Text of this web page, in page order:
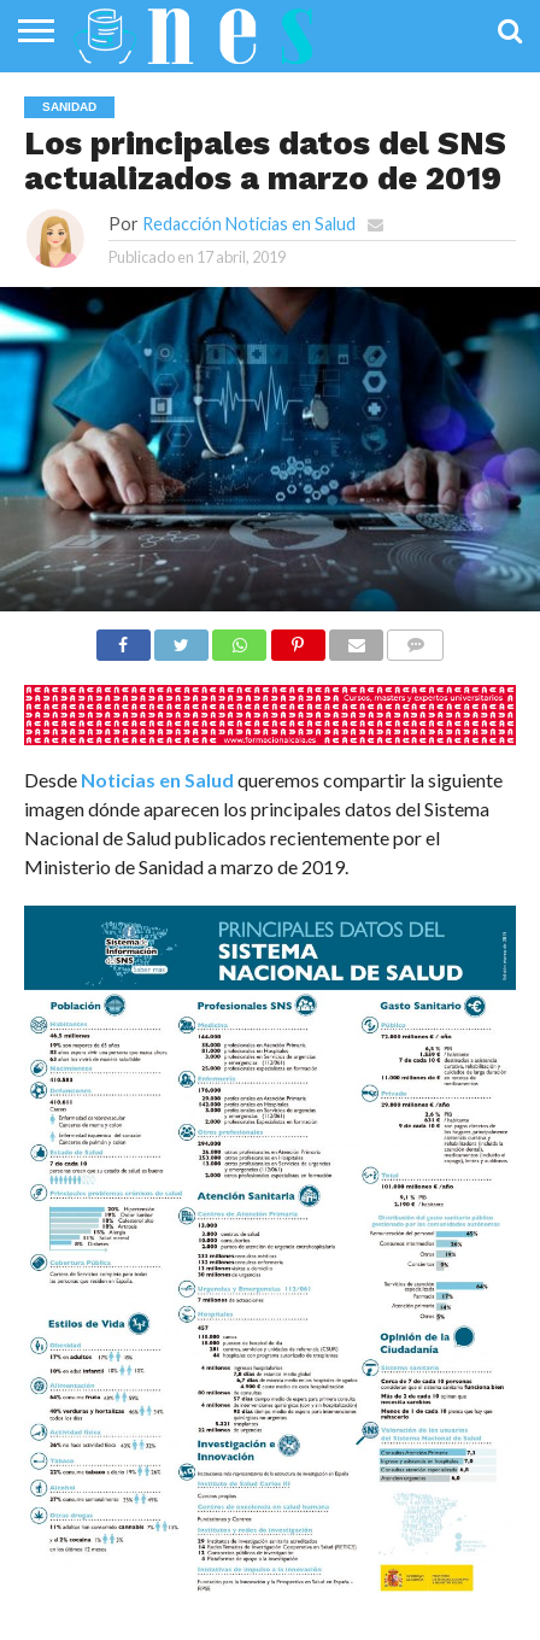
PÚBLICA
SANIDAD
INVESTIGACIÓN
ENTREVISTAS
PROFESIONALES
DE LA SALUD
INFOGRAFÍAS
DE SALUD
OPINIÓN
SANIDAD
Los principales datos del SNS
actualizados a marzo de 2019
Por Redacción Noticias en Salud
Publicado en 17 abril, 2019
Desde Noticias en Salud queremos compartir la siguiente
imagen dónde aparecen los principales datos del Sistema
Nacional de Salud publicados recientemente por el
Ministerio de Sanidad a marzo de 2019.